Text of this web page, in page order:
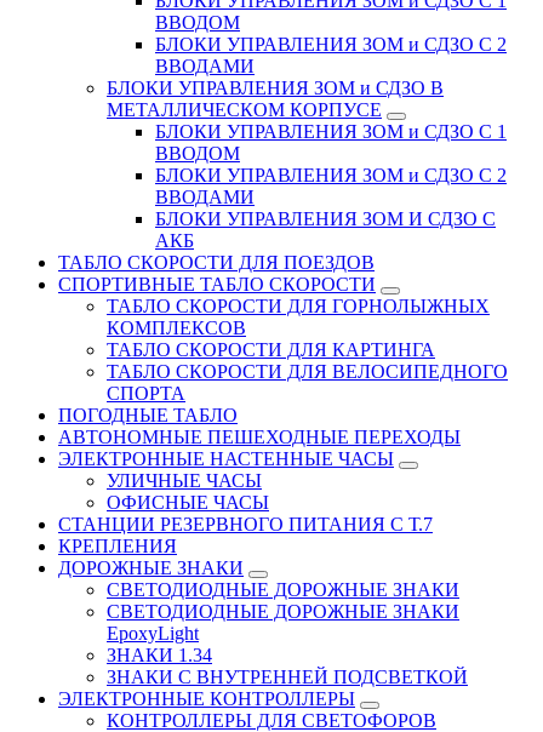
ВВОДОМ
БЛОКИ УПРАВЛЕНИЯ ЗОМ и СДЗО С 2
ВВОДАМИ
БЛОКИ УПРАВЛЕНИЯ ЗОМ и СДЗО В
МЕТАЛЛИЧЕСКОМ КОРПУСЕ
БЛОКИ УПРАВЛЕНИЯ ЗОМ и СДЗО С 1
ВВОДОМ
БЛОКИ УПРАВЛЕНИЯ ЗОМ и СДЗО С 2
ВВОДАМИ
БЛОКИ УПРАВЛЕНИЯ ЗОМ И СДЗО С
АКБ
ТАБЛО СКОРОСТИ ДЛЯ ПОЕЗДОВ
СПОРТИВНЫЕ ТАБЛО СКОРОСТИ
ТАБЛО СКОРОСТИ ДЛЯ ГОРНОЛЫЖНЫХ
КОМПЛЕКСОВ
ТАБЛО СКОРОСТИ ДЛЯ КАРТИНГА
ТАБЛО СКОРОСТИ ДЛЯ ВЕЛОСИПЕДНОГО
СПОРТА
ПОГОДНЫЕ ТАБЛО
АВТОНОМНЫЕ ПЕШЕХОДНЫЕ ПЕРЕХОДЫ
ЭЛЕКТРОННЫЕ НАСТЕННЫЕ ЧАСЫ
УЛИЧНЫЕ ЧАСЫ
ОФИСНЫЕ ЧАСЫ
СТАНЦИИ РЕЗЕРВНОГО ПИТАНИЯ С Т.7
КРЕПЛЕНИЯ
ДОРОЖНЫЕ ЗНАКИ
СВЕТОДИОДНЫЕ ДОРОЖНЫЕ ЗНАКИ
СВЕТОДИОДНЫЕ ДОРОЖНЫЕ ЗНАКИ
EpoxyLight
ЗНАКИ 1.34
ЗНАКИ С ВНУТРЕННЕЙ ПОДСВЕТКОЙ
ЭЛЕКТРОННЫЕ КОНТРОЛЛЕРЫ
КОНТРОЛЛЕРЫ ДЛЯ СВЕТОФОРОВ